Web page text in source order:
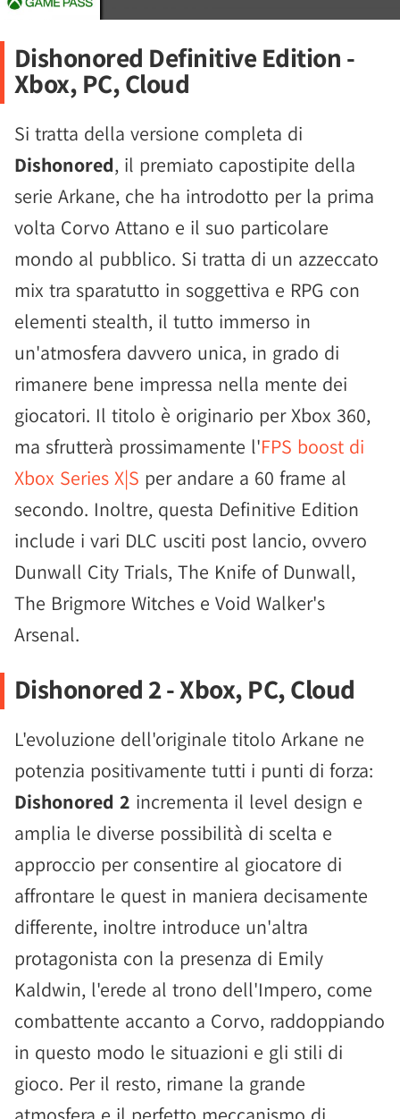
Dishonored Definitive Edition -
Xbox, PC, Cloud
Si tratta della versione completa di
Dishonored, il premiato capostipite della
serie Arkane, che ha introdotto per la prima
volta Corvo Attano e il suo particolare
mondo al pubblico. Si tratta di un azzeccato
mix tra sparatutto in soggettiva e RPG con
elementi stealth, il tutto immerso in
un'atmosfera davvero unica, in grado di
rimanere bene impressa nella mente dei
giocatori. Il titolo è originario per Xbox 360,
ma sfrutterà prossimamente l'FPS boost di
Xbox Series X|S per andare a 60 frame al
secondo. Inoltre, questa Definitive Edition
include i vari DLC usciti post lancio, ovvero
Dunwall City Trials, The Knife of Dunwall,
The Brigmore Witches e Void Walker's
Arsenal.
Dishonored 2 - Xbox, PC, Cloud
L'evoluzione dell'originale titolo Arkane ne
potenzia positivamente tutti i punti di forza:
Dishonored 2 incrementa il level design e
amplia le diverse possibilità di scelta e
approccio per consentire al giocatore di
affrontare le quest in maniera decisamente
differente, inoltre introduce un'altra
protagonista con la presenza di Emily
Kaldwin, l'erede al trono dell'Impero, come
combattente accanto a Corvo, raddoppiando
in questo modo le situazioni e gli stili di
gioco. Per il resto, rimane la grande